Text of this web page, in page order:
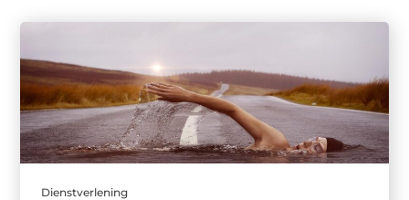
Dienstverlening